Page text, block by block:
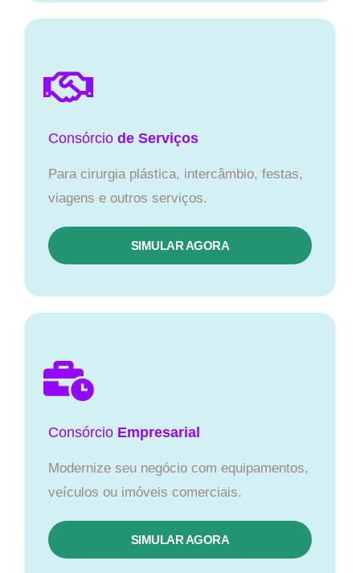
Consórcio de Serviços
Para cirurgia plástica, intercâmbio, festas,
viagens e outros serviços.
SIMULAR AGORA
Consórcio Empresarial
Modernize seu negócio com equipamentos,
veículos ou imóveis comerciais.
SIMULAR AGORA